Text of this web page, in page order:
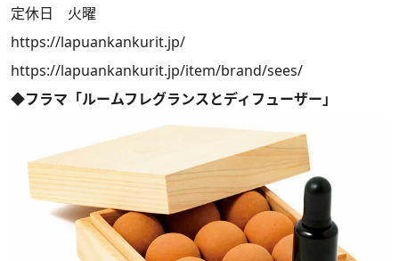
定休日 火曜
https://lapuankankurit.jp/
https://lapuankankurit.jp/item/brand/sees/
◆フラマ「ルームフレグランスとディフューザー」